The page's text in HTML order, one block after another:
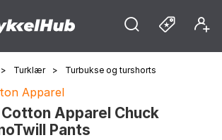
> Turklær > Turbukse og turshorts
Apparel
Apparel Chuck
Pants